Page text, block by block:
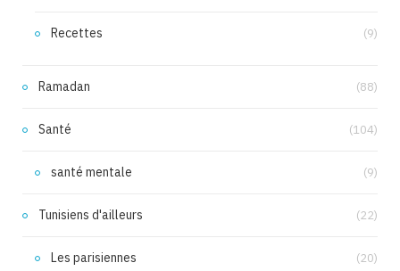
Recettes (9)
Ramadan (88)
Santé (104)
santé mentale (9)
Tunisiens d'ailleurs (22)
Les parisiennes (20)